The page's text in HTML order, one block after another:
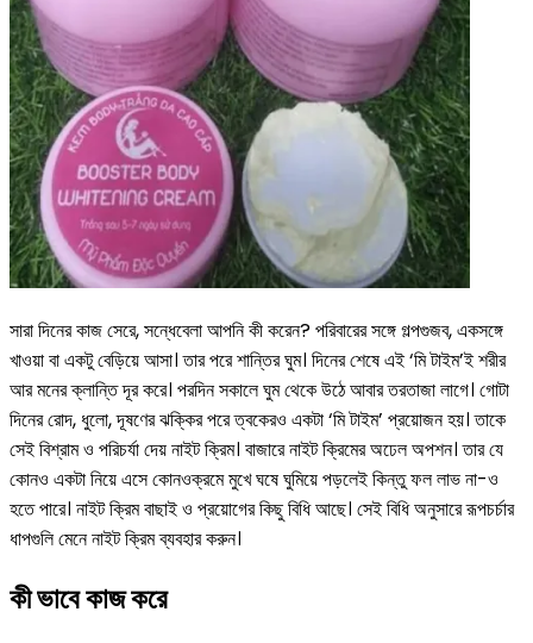
সারা দিনের কাজ সেরে, সন্ধেবেলা আপনি কী করেন? পরিবারের সঙ্গে গল্পগুজব, একসঙ্গে
খাওয়া বা একটু বেড়িয়ে আসা। তার পরে শান্তির ঘুম। দিনের শেষে এই ‘মি টাইম’ই শরীর
আর মনের ক্লান্তি দূর করে। পরদিন সকালে ঘুম থেকে উঠে আবার তরতাজা লাগে। গোটা
দিনের রোদ, ধুলো, দূষণের ঝক্কির পরে ত্বকেরও একটা ‘মি টাইম’ প্রয়োজন হয়। তাকে
সেই বিশ্রাম ও পরিচর্যা দেয় নাইট ক্রিম। বাজারে নাইট ক্রিমের অঢেল অপশন। তার যে
কোনও একটা নিয়ে এসে কোনওক্রমে মুখে ঘষে ঘুমিয়ে পড়লেই কিন্তু ফল লাভ না-ও
হতে পারে। নাইট ক্রিম বাছাই ও প্রয়োগের কিছু বিধি আছে। সেই বিধি অনুসারে রূপচর্চার
ধাপগুলি মেনে নাইট ক্রিম ব্যবহার করুন।
কীভাবেকাজকরে